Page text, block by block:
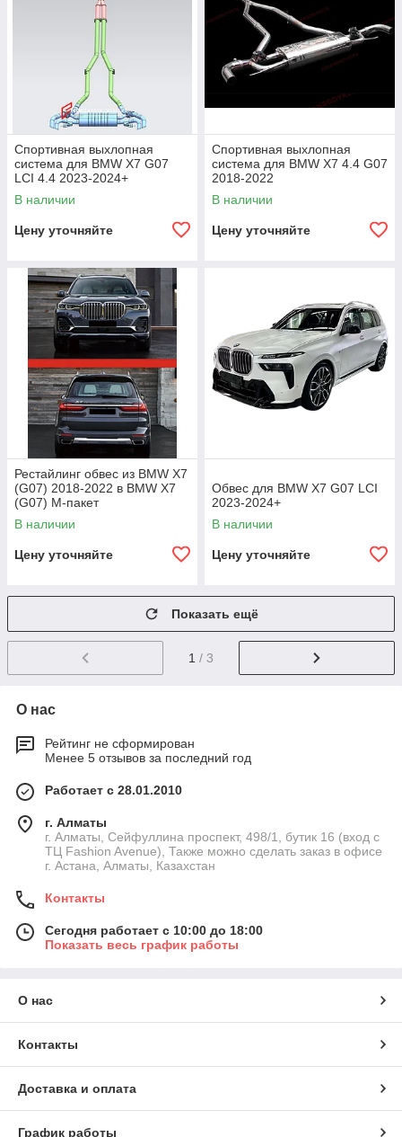
Спортивная выхлопная
система для BMW X7 G07
LCI 4.4 2023-2024+
В наличии
Цену уточняйте
Спортивная выхлопная
система для BMW X7 4.4 G07
2018-2022
В наличии
Цену уточняйте
Рестайлинг обвес из BMW X7
(G07) 2018-2022 в BMW X7
(G07) M-пакет
В наличии
Цену уточняйте
Обвес для BMW X7 G07 LCI
2023-2024+
В наличии
Цену уточняйте
Показать ещё
1 / 3
О нас
Рейтинг не сформирован
Менее 5 отзывов за последний год
Работает с 28.01.2010
г. Алматы
г. Алматы, Сейфуллина проспект, 498/1, бутик 16 (вход с
ТЦ Fashion Avenue), Также можно сделать заказ в офисе
г. Астана, Алматы, Казахстан
Контакты
Сегодня работает с 10:00 до 18:00
Показать весь график работы
О нас
Контакты
Доставка и оплата
График работы